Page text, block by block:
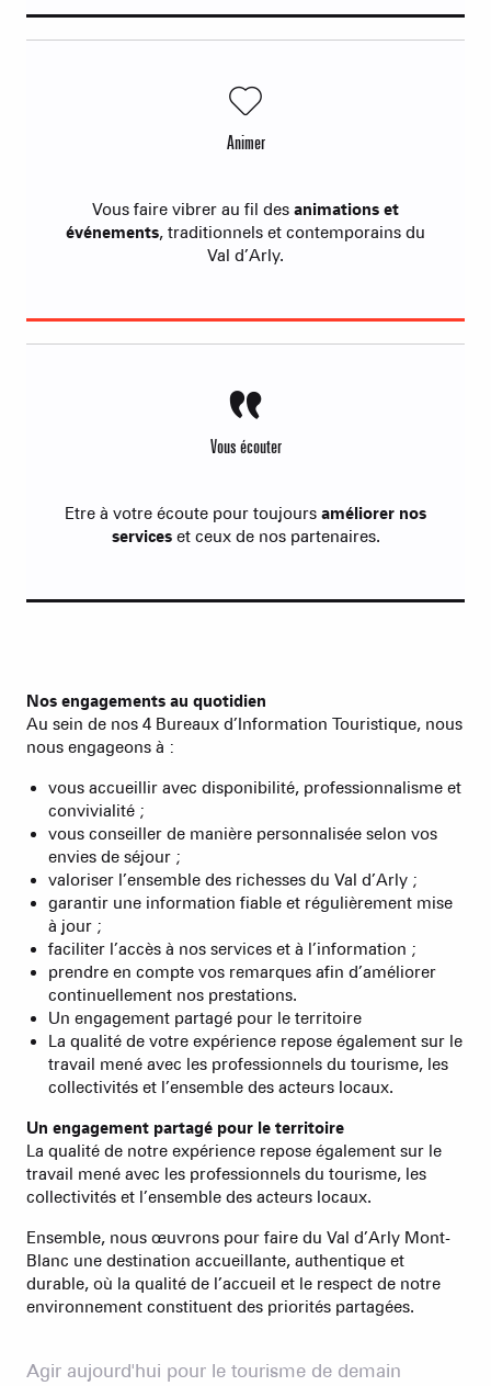
Animer
Vous faire vibrer au fil des animations et
événements, traditionnels et contemporains du
Val d’Arly.
Vous écouter
Etre à votre écoute pour toujours améliorer nos
serviceset ceux de nos partenaires.
Nos engagements au quotidien
Au sein de nos 4 Bureaux d’Information Touristique, nous
nous engageons à :
vous accueillir avec disponibilité, professionnalisme et
convivialité ;
vous conseiller de manière personnalisée selon vos
envies de séjour ;
valoriser l’ensemble des richesses du Val d’Arly ;
garantir une information fiable et régulièrement mise
à jour ;
faciliter l’accès à nos services et à l’information ;
prendre en compte vos remarques afin d’améliorer
continuellement nos prestations.
Un engagement partagé pour le territoire
La qualité de votre expérience repose également sur le
travail mené avec les professionnels du tourisme, les
collectivités et l’ensemble des acteurs locaux.
Un engagement partagé pour le territoire
La qualité de notre expérience repose également sur le
travail mené avec les professionnels du tourisme, les
collectivités et l’ensemble des acteurs locaux.
Ensemble, nous œuvrons pour faire du Val d’Arly Mont-
Blanc une destination accueillante, authentique et
durable, où la qualité de l’accueil et le respect de notre
environnement constituent des priorités partagées.
Agir aujourd'hui pour le tourisme de demain